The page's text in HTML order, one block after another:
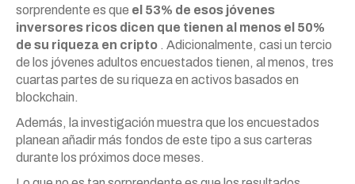
sorprendente es que el 53% de esos jóvenes
inversores ricos dicen que tienen al menos el 50%
de su riqueza en cripto . Adicionalmente, casi un tercio
de los jóvenes adultos encuestados tienen, al menos, tres
cuartas partes de su riqueza en activos basados en
blockchain.
Además, la investigación muestra que los encuestados
planean añadir más fondos de este tipo a sus carteras
durante los próximos doce meses.